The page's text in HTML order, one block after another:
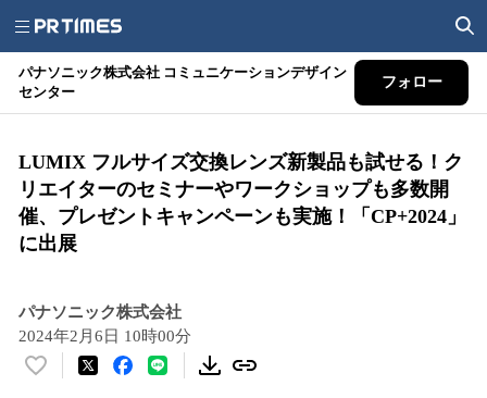
パナソニック株式会社 コミュニケーションデザイン
センター
フォロー
LUMIX フルサイズ交換レンズ新製品も試せる！ク
リエイターのセミナーやワークショップも多数開
催、プレゼントキャンペーンも実施！「CP+2024」
に出展
パナソニック株式会社
2024年2月6日 10時00分
い